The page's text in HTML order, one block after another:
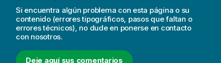
Si encuentra algún problema con esta página o su
contenido (errores tipográficos, pasos que faltan o
errores técnicos), no dude en ponerse en contacto
con nosotros.
Deje aquí sus comentarios